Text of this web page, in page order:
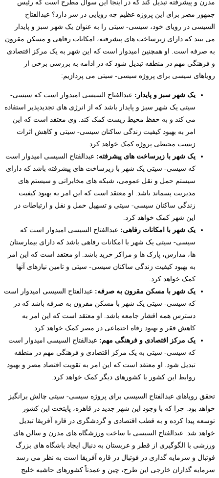
مدرن و پیشرفته تبدیل کند که در اینجا این سوال مطرح است که رئیس
جمهور مصر برای این پروژه عظیم چه رویایی در سر دارد؟ عبدالفتاح
السیسی در رویای خود، سیسی- سیتی را به عنوان یک شهر سبز و پایدار
می بیند که دارای زیرساخت های پیشرفته، امکانات رفاهی و مسکن مقرون
به صرفه است. او همچنین امیدوار است که این شهر به یک مرکز اقتصادی
و فرهنگی مهم در منطقه تبدیل شود که در ادامه به بررسی برخی از
رویاهای سیسی برای پروژه سیسی- سیتی می پردازیم:
یک شهر سبز و پایدار: عبدالفتاح السیسی امیدوار است که سیسی-
سیتی یک شهر سبز و پایدار باشد که از انرژی های تجدیدپذیر استفاده
می کند و به حفظ محیط زیست کمک کند. وی معتقد است که این
امر به بهبود کیفیت زندگی ساکنان سیسی- سیتی و کاهش اثرات
زیست محیطی پروژه کمک خواهد کرد.
یک شهر با زیرساخت های پیشرفته: عبدالفتاح السیسی امیدوار است
که سیسی- سیتی یک شهر با زیرساخت های پیشرفته باشد که دارای
سیستم حمل و نقل عمومی، شبکه های مخابراتی و سیستم های
مدیریت پسماند باشد. او معتقد است که این امر به بهبود کیفیت
زندگی ساکنان سیسی- سیتی و تسهیل حمل و نقل و ارتباطات در
این شهر کمک خواهد کرد.
یک شهر با امکانات رفاهی: عبدالفتاح السیسی امیدوار است که
سیسی- سیتی یک شهر با امکانات رفاهی باشد که دارای بیمارستان
ها، مدارس، پارک ها و مراکز خرید باشد. او معتقد است که این امر
به بهبود کیفیت زندگی ساکنان سیسی- سیتی و تامین نیازهای آنها
کمک خواهد کرد.
یک شهر با مسکن مقرون به صرفه: عبدالفتاح السیسی امیدوار است
که سیسی- سیتی یک شهر با مسکن مقرون به صرفه باشد که در
دسترس همه اقشار جامعه باشد. او معتقد است که این امر به
کاهش فقر و بهبود رفاه اجتماعی در مصر کمک خواهد کرد.
یک مرکز اقتصادی و فرهنگی مهم: عبدالفتاح السیسی امیدوار است
که سیسی- سیتی به یک مرکز اقتصادی و فرهنگی مهم در منطقه
تبدیل شود. او معتقد است که این امر به تقویت اقتصاد مصر و بهبود
روابط این کشور با کشورهای دیگر کمک خواهد کرد.
تحقق رویاهای عبدالفتاح السیسی برای پروژه سیسی- سیتی چالش برانگیز
خواهد بود. چرا که با وجود این شهر جدید در قاهره، پایتخت این کشور
توسعه پیدا کرده و به قطب اقتصادی و گردشگری در قاره آفریقا تبدیل
خواهد شد. عبدالفتاح السیسی با ساخت ورزشگاه های مدرن و سالن های
ورزشی با الگوگیری از قطر و عربستان به دنبال ایجاد باشگاه های بزرگ
فوتبال و سرمایه گذاری در فوتبال در قاره آفریقا است به نظر می رسد
سرمایه گذاران خارجی این طرح، چین و عمدتاً کشورهای حاشیه خلیج